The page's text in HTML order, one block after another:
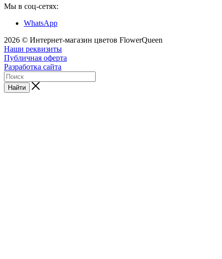
Мы в соц-сетях:
WhatsApp
2026 © Интернет-магазин цветов FlowerQueen
Наши реквизиты
Публичная оферта
Разработка сайта
Найти